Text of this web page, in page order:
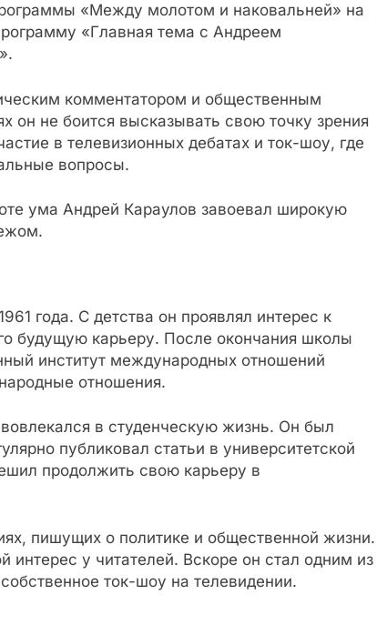
«Между молотом и наковальней» на
«Главная тема с Андреем
комментатором и общественным
он не боится высказывать свою точку зрения
в телевизионных дебатах и ток-шоу, где
вопросы.
ума Андрей Караулов завоевал широкую
года. С детства он проявлял интерес к
будущую карьеру. После окончания школы
институт международных отношений
отношения.
в студенческую жизнь. Он был
публиковал статьи в университетской
продолжить свою карьеру в
пишущих о политике и общественной жизни.
у читателей. Вскоре он стал одним из
ток-шоу на телевидении.